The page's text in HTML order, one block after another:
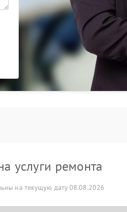
услуги ремонта
на текущую дату 08.08.2026